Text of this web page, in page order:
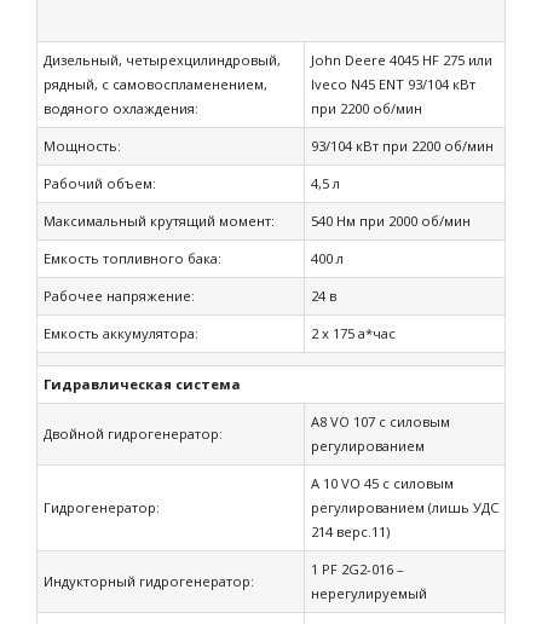
Дизельный, четырехцилиндровый,
рядный, с самовоспламенением,
водяного охлаждения:
John Deere 4045 HF 275 или
Iveco N45 ENT 93/104 кВт
при 2200 об/мин
Мощность: 93/104 кВт при 2200 об/мин
Рабочий объем: 4,5 л
Максимальный крутящий момент: 540 Нм при 2000 об/мин
Емкость топливного бака: 400 л
Рабочее напряжение: 24 в
Емкость аккумулятора: 2 x 175 а*час
Гидравлическая система
Двойной гидрогенератор:
А8 VO 107 с силовым
регулированием
Гидрогенератор:
А 10 VO 45 с силовым
регулированием (лишь УДС
214 верс.11)
Индукторный гидрогенератор:
1 PF 2G2-016 –
нерегулируемый